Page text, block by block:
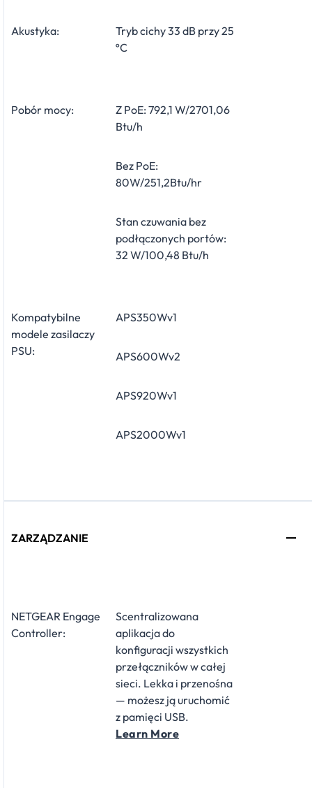
Akustyka:
Tryb cichy 33 dB przy 25
ºC
Pobór mocy:
Z PoE: 792,1 W/2701,06
Btu/h
Bez PoE:
80W/251,2Btu/hr
Stan czuwania bez
podłączonych portów:
32 W/100,48 Btu/h
Kompatybilne
modele zasilaczy
PSU:
APS350Wv1
APS600Wv2
APS920Wv1
APS2000Wv1
ZARZĄDZANIE
NETGEAR Engage
Controller:
Scentralizowana
aplikacja do
konfiguracji wszystkich
przełączników w całej
sieci. Lekka i przenośna
— możesz ją uruchomić
z pamięci USB.
Learn More